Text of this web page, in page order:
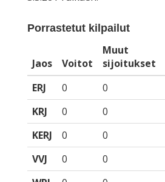
Porrastetut kilpailut
Jaos Voitot
Muut
sijoitukset
ERJ
0 0
KRJ
0 0
KERJ
0 0
VVJ
0 0